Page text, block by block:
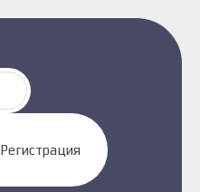
Регистрация